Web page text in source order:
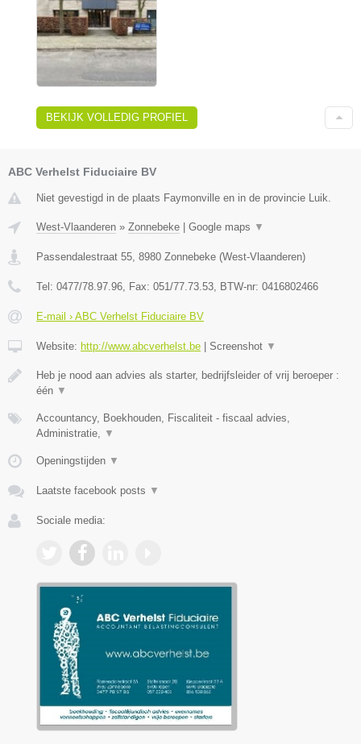
BEKIJK VOLLEDIG PROFIEL
ABC Verhelst Fiduciaire BV
Niet gevestigd in de plaats Faymonville en in de provincie Luik.
West-Vlaanderen » Zonnebeke Google maps ▼
Passendalestraat 55, 8980 Zonnebeke (West-Vlaanderen)
Tel: 0477/78.97.96, Fax: 051/77.73.53, BTW-nr: 0416802466
E-mail › ABC Verhelst Fiduciaire BV
Website: http://www.abcverhelst.be Screenshot ▼
Heb je nood aan advies als starter, bedrijfsleider of vrij beroeper :
één ▼
Accountancy, Boekhouden, Fiscaliteit - fiscaal advies,
Administratie, ▼
Openingstijden ▼
Laatste facebook posts ▼
Sociale media: